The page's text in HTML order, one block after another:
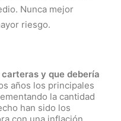
Nunca mejor
riesgo.
y que debería
años los principales
la cantidad
han sido los